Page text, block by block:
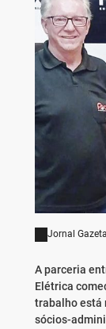
Jornal
A parceria
Elétrica
trabalho está
sócios-